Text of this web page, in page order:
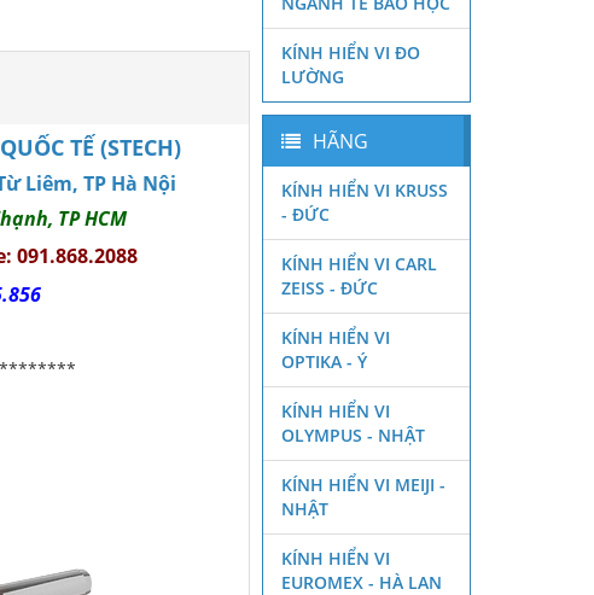
TẾ (STECH)
Liêm, TP Hà Nội
TP HCM
091.868.2088
KÍNH HIỂN VI ĐO
LƯỜNG
HÃNG
KÍNH HIỂN VI KRUSS
- ĐỨC
KÍNH HIỂN VI CARL
ZEISS - ĐỨC
KÍNH HIỂN VI
OPTIKA - Ý
KÍNH HIỂN VI
OLYMPUS - NHẬT
KÍNH HIỂN VI MEIJI -
NHẬT
KÍNH HIỂN VI
EUROMEX - HÀ LAN